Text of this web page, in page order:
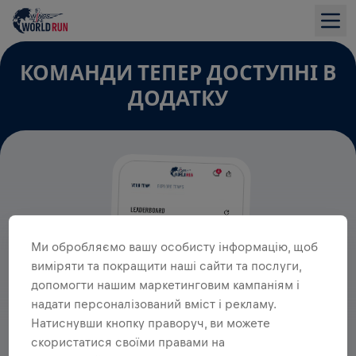
КОМАНДИ ТЕПЕР ДОСТУПНІ В
ДОДАТКУ
Ми обробляємо вашу особисту інформацію, щоб
виміряти та покращити наші сайти та послуги,
допомогти нашим маркетинговим кампаніям і
надати персоналізований вміст і рекламу.
Натиснувши кнопку праворуч, ви можете
скористатися своїми правами на